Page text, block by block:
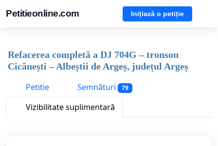
Petitieonline.com Inițiază o petiție
Refacerea completă a DJ 704G – tronson
Cicănești – Albeștii de Argeș, județul Argeș
Petitie
Semnături 79
Vizibilitate suplimentară